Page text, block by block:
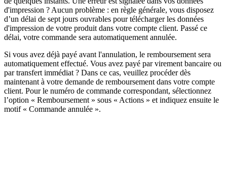
d'impression ? Aucun problème : en règle générale, vous disposez
d’un délai de sept jours ouvrables pour télécharger les données
d'impression de votre produit dans votre compte client. Passé ce
délai, votre commande sera automatiquement annulée.
Si vous avez déjà payé avant l'annulation, le remboursement sera
automatiquement effectué. Vous avez payé par virement bancaire ou
par transfert immédiat ? Dans ce cas, veuillez procéder dès
maintenant à votre demande de remboursement dans votre compte
client. Pour le numéro de commande correspondant, sélectionnez
l’option « Remboursement » sous « Actions » et indiquez ensuite le
motif « Commande annulée ».